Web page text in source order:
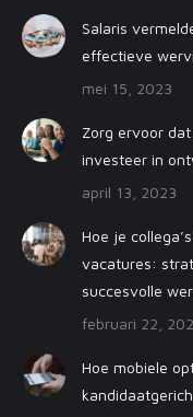
in
new
Salaris
effectieve
mei 15, 2023
Zorg ervoor
investeer in
april 13, 2023
Hoe je
vacatures:
succesvolle
februari 22,
Hoe mobiele